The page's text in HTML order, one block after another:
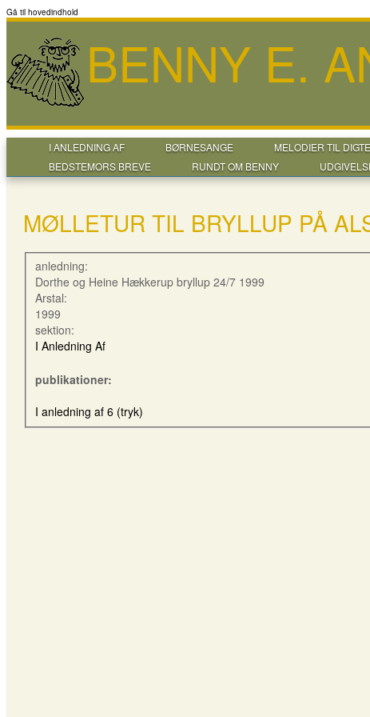
Gå til hovedindhold
BENNY E.
I ANLEDNING AF BØRNESANGE MELODIER TIL DIGTE
BEDSTEMORS BREVE
RUNDT OM BENNY
MØLLETUR TIL BRYLLUP PÅ
anledning:
Dorthe og Heine Hækkerup bryllup 24/7 1999
Arstal:
1999
sektion:
I Anledning Af
publikationer:
I anledning af 6 (tryk)